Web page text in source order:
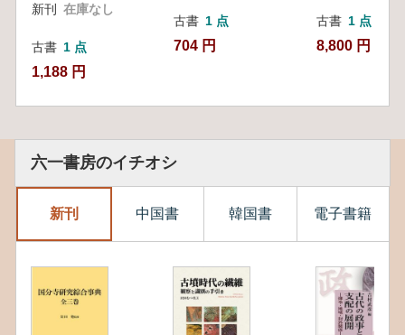
新刊 在庫なし
古書 1 点
1,188 円
古書 1 点
704 円
古書 1 点
8,800 円
六一書房のイチオシ
新刊 中国書 韓国書 電子書籍